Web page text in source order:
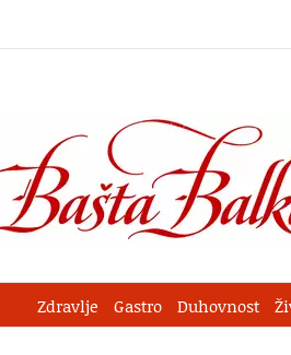
Zdravlje Gastro Duhovnost